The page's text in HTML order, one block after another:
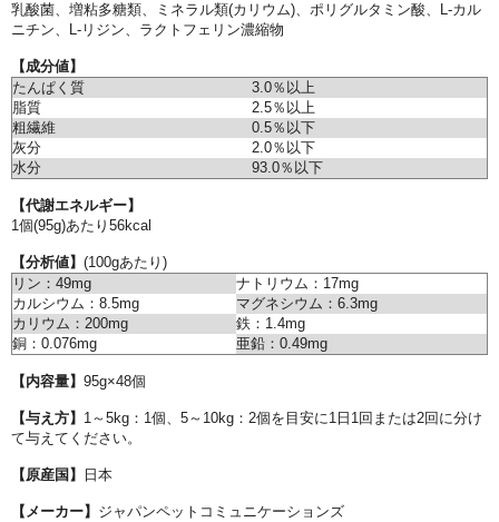
乳酸菌、増粘多糖類、ミネラル類(カリウム)、ポリグルタミン酸、L-カル
ニチン、L-リジン、ラクトフェリン濃縮物
【成分値】
たんぱく質
3.0％以上
脂質
2.5％以上
粗繊維
0.5％以下
灰分
2.0％以下
水分
93.0％以下
【代謝エネルギー】
1個(95g)あたり56kcal
【分析値】 (100gあたり)
リン：49mg
ナトリウム：17mg
カルシウム：8.5mg
マグネシウム：6.3mg
カリウム：200mg
鉄：1.4mg
銅：0.076mg
亜鉛：0.49mg
【内容量】 95g×48個
【与え方】 1～5kg：1個、5～10kg：2個を目安に1日1回または2回に分け
て与えてください。
【原産国】 日本
【メーカー】 ジャパンペットコミュニケーションズ